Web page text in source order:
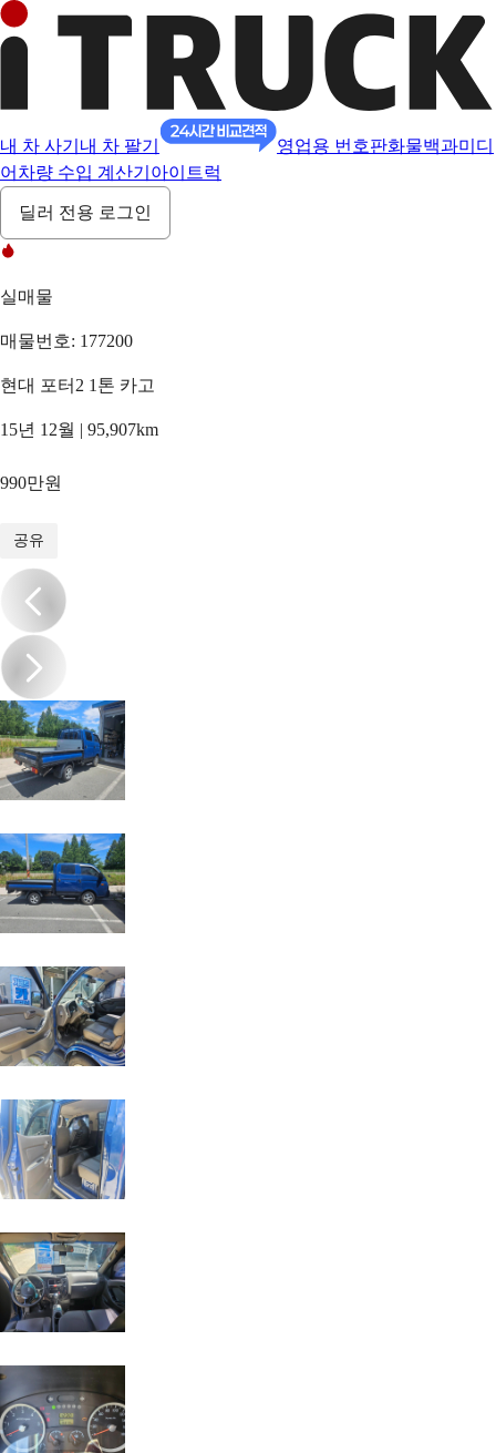
내 차 사기 내 차 팔기 영업용 번호판화물백과미디
어 차량 수입 계산기 아이트럭
딜러 전용 로그인
실매물
매물번호: 177200
현대 포터2 1톤 카고
15년 12월 | 95,907km
990만원
공유
/10